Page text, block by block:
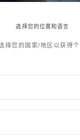
选择您的位置和语言
择您的国家/地区以获得个